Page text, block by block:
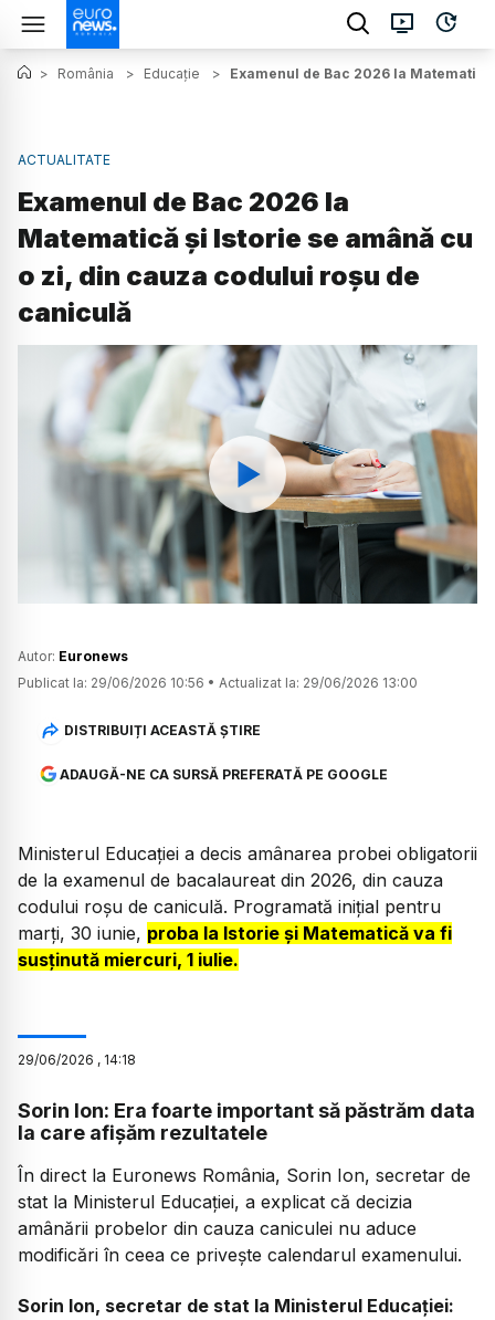
> România > Educație > Examenul de Bac 2026 la
ACTUALITATE
Examenul de Bac 2026 la
Matematică și Istorie se amână cu
o zi, din cauza codului roșu de
caniculă
Watch
Autor: Euronews
Publicat la: 29/06/2026 10:56 • Actualizat la: 29/06/2026 13:00
DISTRIBUIȚI ACEASTĂ ȘTIRE
ADAUGĂ-NE CA SURSĂ PREFERATĂ PE GOOGLE
Ministerul Educației a decis amânarea probei obligatorii
de la examenul de bacalaureat din 2026, din cauza
codului roșu de caniculă. Programată inițial pentru
marți, 30 iunie, proba la Istorie și Matematică va fi
susținută miercuri, 1 iulie.
29/06/2026 , 14:18
Sorin Ion: Era foarte important să păstrăm data
la care afișăm rezultatele
În direct la Euronews România, Sorin Ion, secretar de
stat la Ministerul Educației, a explicat că decizia
amânării probelor din cauza caniculei nu aduce
modificări în ceea ce privește calendarul examenului.
Sorin Ion, secretar de stat la Ministerul Educației: